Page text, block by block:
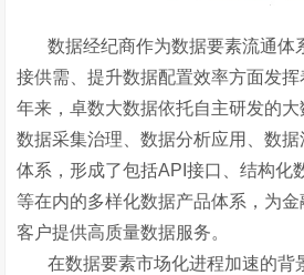
数据经纪商作为数据要素流通体
接供需、提升数据配置效率方面发
年来，卓数大数据依托自主研发的
数据采集治理、数据分析应用、数
体系，形成了包括API接口、结构化
等在内的多样化数据产品体系，为
客户提供高质量数据服务。
在数据要素市场化进程加速的背